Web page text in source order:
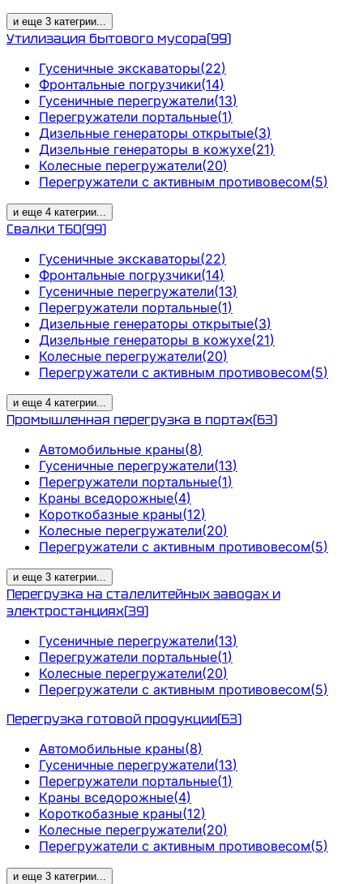
и еще 3 категрии...
Утилизация бытового мусора(99)
Гусеничные экскаваторы(22)
Фронтальные погрузчики(14)
Гусеничные перегружатели(13)
Перегружатели портальные(1)
Дизельные генераторы открытые(3)
Дизельные генераторы в кожухе(21)
Колесные перегружатели(20)
Перегружатели с активным противовесом(5)
и еще 4 категрии...
Свалки ТБО(99)
Гусеничные экскаваторы(22)
Фронтальные погрузчики(14)
Гусеничные перегружатели(13)
Перегружатели портальные(1)
Дизельные генераторы открытые(3)
Дизельные генераторы в кожухе(21)
Колесные перегружатели(20)
Перегружатели с активным противовесом(5)
и еще 4 категрии...
Промышленная перегрузка в портах(63)
Автомобильные краны(8)
Гусеничные перегружатели(13)
Перегружатели портальные(1)
Краны вседорожные(4)
Короткобазные краны(12)
Колесные перегружатели(20)
Перегружатели с активным противовесом(5)
и еще 3 категрии...
Перегрузка на сталелитейных заводах и
электростанциях(39)
Гусеничные перегружатели(13)
Перегружатели портальные(1)
Колесные перегружатели(20)
Перегружатели с активным противовесом(5)
Перегрузка готовой продукции(63)
Автомобильные краны(8)
Гусеничные перегружатели(13)
Перегружатели портальные(1)
Краны вседорожные(4)
Короткобазные краны(12)
Колесные перегружатели(20)
Перегружатели с активным противовесом(5)
и еще 3 категрии...